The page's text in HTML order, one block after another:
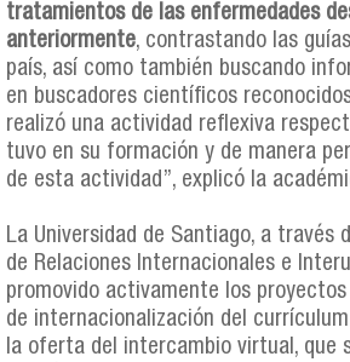
tratamientos de las enfermedades
anteriormente, contrastando las
país, así como también buscando
en buscadores científicos
realizó una actividad reflexiva
tuvo en su formación y de manera
de esta actividad”, explicó la
La Universidad de Santiago, a través
de Relaciones Internacionales e
promovido activamente los
de internacionalización del
la oferta del intercambio virtual, que